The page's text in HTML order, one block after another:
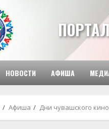
НОВОСТИ АФИША
Афиша Дни чувашского